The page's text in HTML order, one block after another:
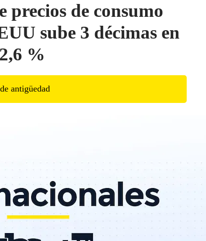
precios de consumo
sube 3 décimas en
%
de antigüedad